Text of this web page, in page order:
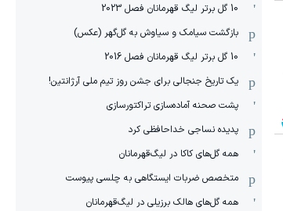
10 گل برتر لیگ قهرمانان فصل 2023
بازگشت سیامک و سیاوش به گل‌گهر (عکس)
10 گل برتر لیگ قهرمانان فصل 2016
یک تاریخ جنجالی برای جشن روز تیم ملی آرژانتین!
پشت صحنه آماده‌سازی تراکتورسازی
پدیده نساجی خداحافظی کرد
همه گل‌های کاکا در لیگ‌قهرمانان
متخصص ضربات ایستگاهی به چلسی پیوست
همه گل‌های هالک برزیلی در لیگ‌قهرمانان